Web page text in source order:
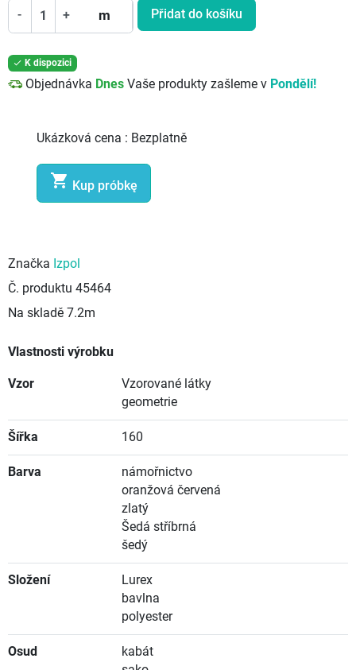
- + m Přidat do košíku
 K dispozici
Objednávka Dnes Vaše produkty zašleme v Pondělí!
Ukázková cena : Bezplatně
 Kup próbkę
Značka Izpol
Č. produktu 45464
Na skladě 7.2m
Vlastnosti výrobku
Vzor
Vzorované látky
geometrie
Šířka 160
Barva
námořnictvo
oranžová červená
zlatý
Šedá stříbrná
šedý
Složení
Lurex
bavlna
polyester
Osud
kabát